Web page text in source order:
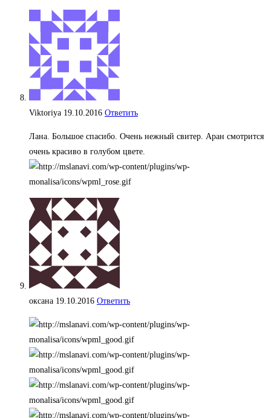
Viktoriya 19.10.2016 Ответить
Лана. Большое спасибо. Очень нежный свитер. Аран смотрится
очень красиво в голубом цвете.
оксана 19.10.2016 Ответить